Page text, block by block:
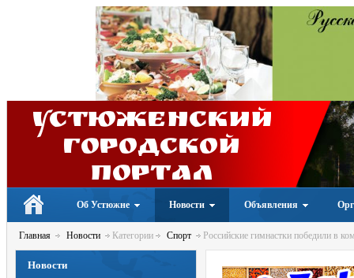
Устюженский
Городской
портал
Об Устюжне Новости Объявления
Главная Новости Категории Спорт Российские гимнастки победили в
Новости